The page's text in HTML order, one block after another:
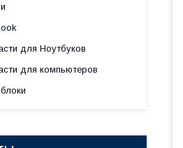
для Ноутбуков
для компьютеров